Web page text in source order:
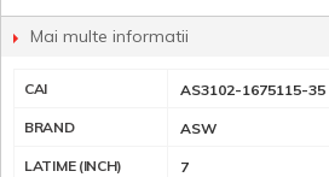
Mai multe informatii
CAI AS3102-1675115-35
BRAND ASW
LATIME (INCH) 7